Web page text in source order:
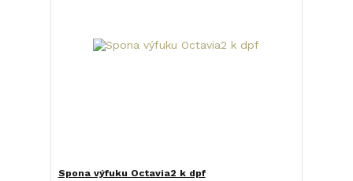
Spona výfuku Octavia2 k dpf